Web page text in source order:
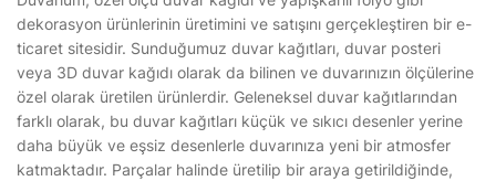
dekorasyon ürünlerinin üretimini ve satışını gerçekleştiren bir e-
ticaret sitesidir. Sunduğumuz duvar kağıtları, duvar posteri
veya 3D duvar kağıdı olarak da bilinen ve duvarınızın ölçülerine
özel olarak üretilen ürünlerdir. Geleneksel duvar kağıtlarından
farklı olarak, bu duvar kağıtları küçük ve sıkıcı desenler yerine
daha büyük ve eşsiz desenlerle duvarınıza yeni bir atmosfer
katmaktadır. Parçalar halinde üretilip bir araya getirildiğinde,